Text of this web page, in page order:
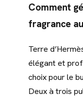
Comment
fragrance
Terre
élégant et
choix pour le
Deux à trois